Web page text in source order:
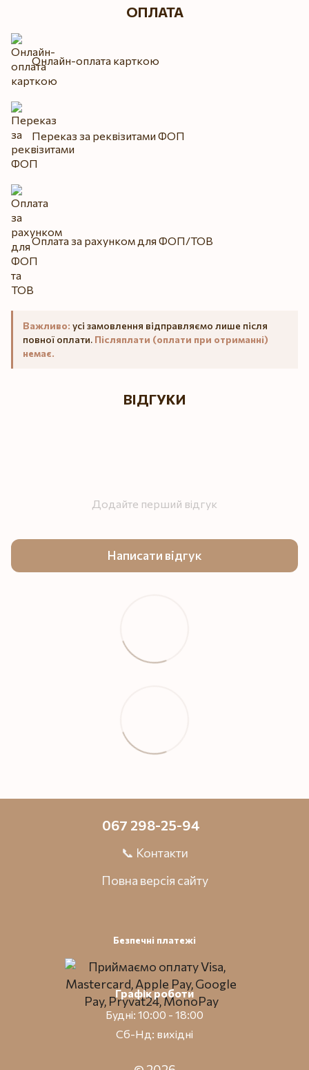
ОПЛАТА
Онлайн-оплата карткою
Переказ за реквізитами ФОП
Оплата за рахунком для ФОП/ТОВ
Важливо: усі замовлення відправляємо лише після
повної оплати. Післяплати (оплати при отриманні)
немає.
ВІДГУКИ
Додайте перший відгук
Написати відгук
067 298-25-94
📞 Контакти
Повна версія сайту
Безпечні платежі
Графік роботи
Будні: 10:00 - 18:00
Сб-Нд: вихідні